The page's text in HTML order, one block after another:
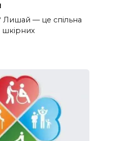
— це спільна
шкірних